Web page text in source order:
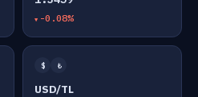
-0.08%
$ ₺
USD/TL